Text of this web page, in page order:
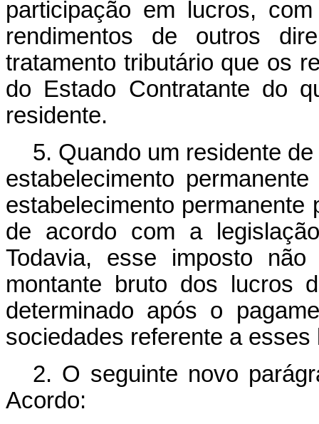
participação em lucros,
rendimentos de outros
tratamento tributário que os
do Estado Contratante do
residente.
5. Quando um residente
estabelecimento
estabelecimento
de acordo com a
Todavia, esse imposto
montante bruto dos lucros
determinado após o
sociedades referente a esses
2. O seguinte novo
Acordo: